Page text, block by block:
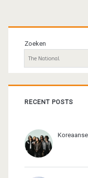
sidebar
Zoeken
RECENT POSTS